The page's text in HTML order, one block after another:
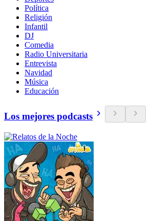
Política
Religión
Infantil
DJ
Comedia
Radio Universitaria
Entrevista
Navidad
Música
Educación
Los mejores podcasts